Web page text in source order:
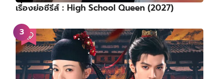
เรื่องย่อซีรีส์ : High School Queen (2027)